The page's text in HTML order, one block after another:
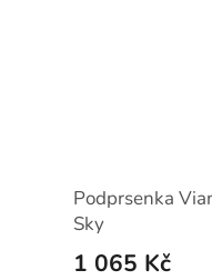
Podprsenka
Sky
1 065 Kč